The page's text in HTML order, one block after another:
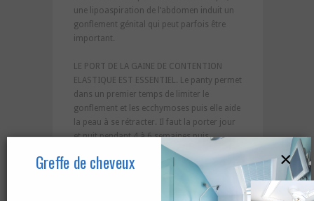
une lipoaspiration de l’abdomen induit un
gonflement génital qui peut parfois être
important.
LE PORT DE LA GAINE DE CONTENTION
ELASTIQUE EST ESSENTIEL. Le panty permet
dans un premier temps de limiter le
gonflement et les ecchymoses puis elle aide
la peau à se rétracter. Il faut la porter jour
et nuit pendant 4 à 6 semaines puis
uniquement la nuit pendant 2 à 3 semaines.
Cette gaine doit être parfaitement adaptée
et sera soigneusement choisie avant
Greffe de cheveux ×